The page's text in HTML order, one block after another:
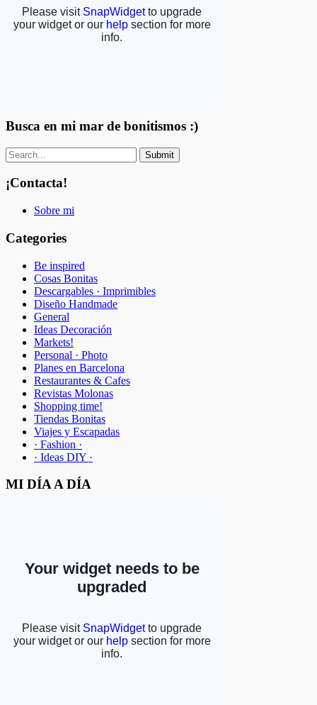
Busca en mi mar de bonitismos :)
¡Contacta!
Sobre mi
Categories
Be inspired
Cosas Bonitas
Descargables · Imprimibles
Diseño Handmade
General
Ideas Decoración
Markets!
Personal · Photo
Planes en Barcelona
Restaurantes & Cafes
Revistas Molonas
Shopping time!
Tiendas Bonitas
Viajes y Escapadas
· Fashion ·
· Ideas DIY ·
MI DÍA A DÍA